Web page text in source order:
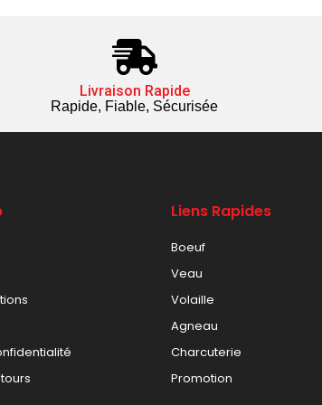
Livraison Rapide
Rapide, Fiable, Sécurisée
Liens Rapides
Boeuf
Veau
Volaille
Agneau
Charcuterie
Promotion